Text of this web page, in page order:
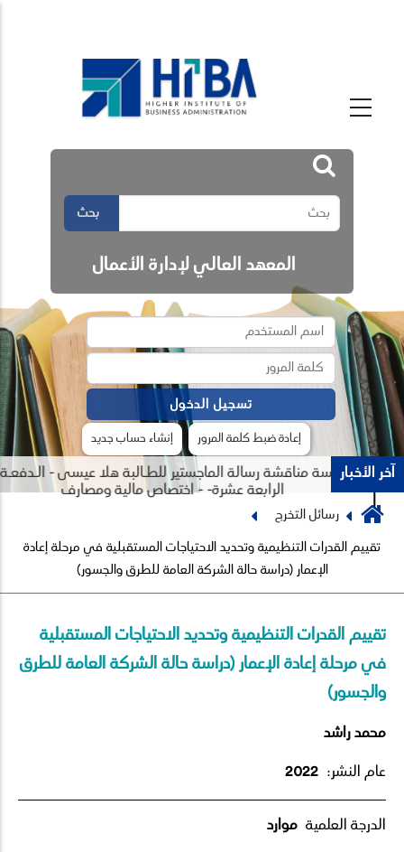
بحث
المعهد العالي لإدارة الأعمال
إنشاء حساب جديد إعادة ضبط كلمة المرور
آخر الأخبارجلسة مناقشة رسالة الماجستير للطـالبة هلا عيسى - الـدفعـة
الرابعة عشرة- - اختصاص مالية ومصارف
Previous
Next
Breadcrumb
رسائل التخرج
تقييم القدرات التنظيمية وتحديد الاحتياجات المستقبلية في مرحلة إعادة
الإعمار (دراسة حالة الشركة العامة للطرق والجسور)
تقييم القدرات التنظيمية وتحديد الاحتياجات المستقبلية
في مرحلة إعادة الإعمار (دراسة حالة الشركة العامة للطرق
والجسور)
محمد راشد
عام النشر:
الدرجة العلمية موارد